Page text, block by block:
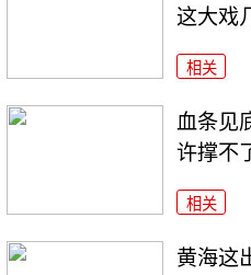
这大戏
相关
血条见
许撑不
相关
黄海这